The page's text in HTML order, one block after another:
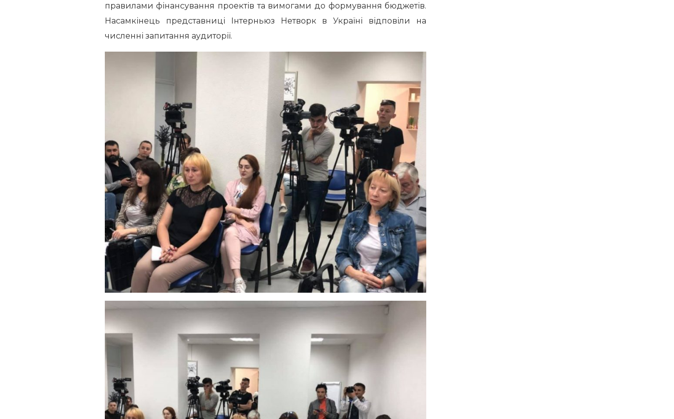
правилами фінансування проектів та вимогами до формування бюджетів.
Насамкінець представниці Інтерньюз Нетворк в Україні відповіли на
численні запитання аудиторії.